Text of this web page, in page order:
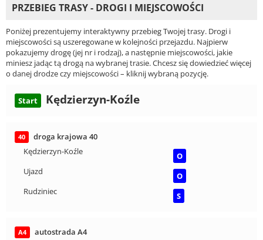
PRZEBIEG TRASY - DROGI I MIEJSCOWOŚCI
Poniżej prezentujemy interaktywny przebieg Twojej trasy. Drogi i
miejscowości są uszeregowane w kolejności przejazdu. Najpierw
pokazujemy drogę (jej nr i rodzaj), a następnie miejscowości, jakie
miniesz jadąc tą drogą na wybranej trasie. Chcesz się dowiedzieć więcej
o danej drodze czy miejscowości – kliknij wybraną pozycję.
Start Kędzierzyn-Koźle
40
droga krajowa 40
Kędzierzyn-Koźle
O
Ujazd
O
Rudziniec
S
A4
autostrada A4